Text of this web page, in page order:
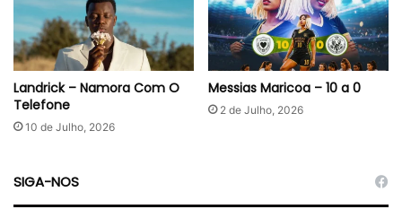
Landrick – Namora Com O
Telefone
10 de Julho, 2026
Messias Maricoa – 10 a 0
2 de Julho, 2026
SIGA-NOS